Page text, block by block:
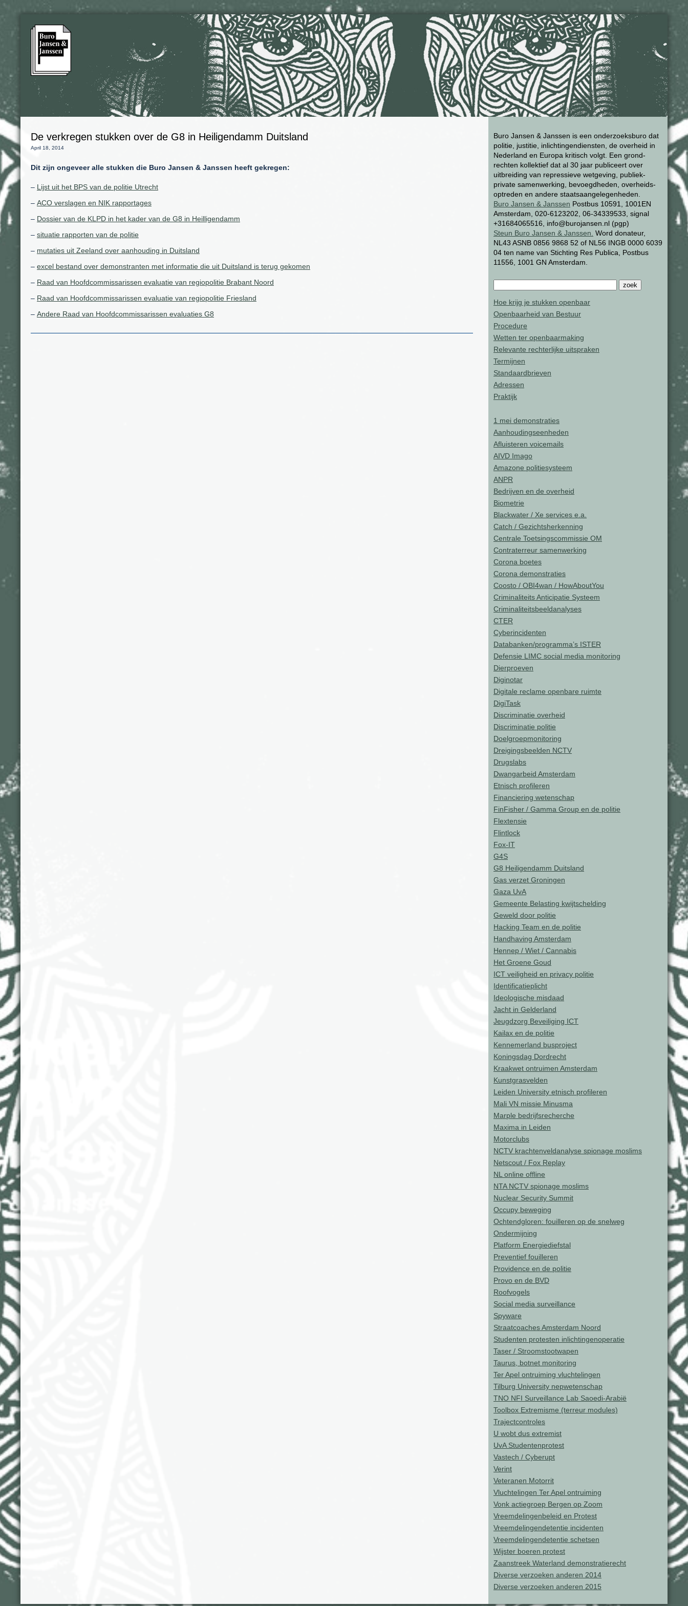
Buro Jansen & Janssen is een onderzoeksburo dat
politie, justitie, inlichtingendiensten, de overheid in
Nederland en Europa kritisch volgt. Een grond-
rechten kollektief dat al 30 jaar publiceert over
uitbreiding van repressieve wetgeving, publiek-
private samenwerking, bevoegdheden, overheids-
optreden en andere staatsaangelegenheden.
Buro Jansen & Janssen Postbus 10591, 1001EN
Amsterdam, 020-6123202, 06-34339533, signal
+31684065516, info@burojansen.nl (pgp)
Steun Buro Jansen & Janssen. Word donateur,
NL43 ASNB 0856 9868 52 of NL56 INGB 0000 6039
04 ten name van Stichting Res Publica, Postbus
11556, 1001 GN Amsterdam.
Hoe krijg je stukken openbaar
Openbaarheid van Bestuur
Procedure
Wetten ter openbaarmaking
Relevante rechterlijke uitspraken
Termijnen
Standaardbrieven
Adressen
Praktijk
1 mei demonstraties
Aanhoudingseenheden
Afluisteren voicemails
AIVD Imago
Amazone politiesysteem
ANPR
Bedrijven en de overheid
Biometrie
Blackwater / Xe services e.a.
Catch / Gezichtsherkenning
Centrale Toetsingscommissie OM
Contraterreur samenwerking
Corona boetes
Corona demonstraties
Coosto / OBI4wan / HowAboutYou
Criminaliteits Anticipatie Systeem
Criminaliteitsbeeldanalyses
CTER
Cyberincidenten
Databanken/programma’s ISTER
Defensie LIMC social media monitoring
Dierproeven
Diginotar
Digitale reclame openbare ruimte
DigiTask
Discriminatie overheid
Discriminatie politie
Doelgroepmonitoring
Dreigingsbeelden NCTV
Drugslabs
Dwangarbeid Amsterdam
Etnisch profileren
Financiering wetenschap
FinFisher / Gamma Group en de politie
Flextensie
Flintlock
Fox-IT
G4S
G8 Heiligendamm Duitsland
Gas verzet Groningen
Gaza UvA
Gemeente Belasting kwijtschelding
Geweld door politie
Hacking Team en de politie
Handhaving Amsterdam
Hennep / Wiet / Cannabis
Het Groene Goud
ICT veiligheid en privacy politie
Identificatieplicht
Ideologische misdaad
Jacht in Gelderland
Jeugdzorg Beveiliging ICT
Kailax en de politie
Kennemerland busproject
Koningsdag Dordrecht
Kraakwet ontruimen Amsterdam
Kunstgrasvelden
Leiden University etnisch profileren
Mali VN missie Minusma
Marple bedrijfsrecherche
Maxima in Leiden
Motorclubs
NCTV krachtenveldanalyse spionage moslims
Netscout / Fox Replay
NL online offline
NTA NCTV spionage moslims
Nuclear Security Summit
Occupy beweging
Ochtendgloren: fouilleren op de snelweg
Ondermijning
Platform Energiediefstal
Preventief fouilleren
Providence en de politie
Provo en de BVD
Roofvogels
Social media surveillance
Spyware
Straatcoaches Amsterdam Noord
Studenten protesten inlichtingenoperatie
Taser / Stroomstootwapen
Taurus, botnet monitoring
Ter Apel ontruiming vluchtelingen
Tilburg University nepwetenschap
TNO NFI Surveillance Lab Saoedi-Arabië
Toolbox Extremisme (terreur modules)
Trajectcontroles
U wobt dus extremist
UvA Studentenprotest
Vastech / Cyberupt
Verint
Veteranen Motorrit
Vluchtelingen Ter Apel ontruiming
Vonk actiegroep Bergen op Zoom
Vreemdelingenbeleid en Protest
Vreemdelingendetentie incidenten
Vreemdelingendetentie schetsen
Wijster boeren protest
Zaanstreek Waterland demonstratierecht
Diverse verzoeken anderen 2014
Diverse verzoeken anderen 2015
De verkregen stukken over de G8 in Heiligendamm Duitsland
April 18, 2014
Dit zijn ongeveer alle stukken die Buro Jansen & Janssen heeft gekregen:
– Lijst uit het BPS van de politie Utrecht
– ACO verslagen en NIK rapportages
– Dossier van de KLPD in het kader van de G8 in Heilligendamm
– situatie rapporten van de politie
– mutaties uit Zeeland over aanhouding in Duitsland
– excel bestand over demonstranten met informatie die uit Duitsland is terug gekomen
– Raad van Hoofdcommissarissen evaluatie van regiopolitie Brabant Noord
– Raad van Hoofdcommissarissen evaluatie van regiopolitie Friesland
– Andere Raad van Hoofdcommissarissen evaluaties G8